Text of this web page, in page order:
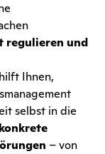
regulieren und
hilft Ihnen,
selbst in die
konkrete
– von